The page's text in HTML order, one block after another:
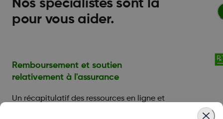
Nos spécialistes sont là
pour vous aider.
Remboursement et soutien
relativement à l'assurance
Un récapitulatif des ressources en ligne et